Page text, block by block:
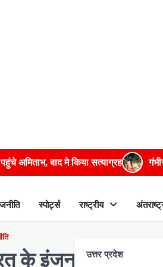
सत्याग्रह गंभीर बीमारियों के इलाज में
स्पोर्ट्स राष्ट्रीय
उत्तर प्रदेश
के इंजन के रूप में आगे